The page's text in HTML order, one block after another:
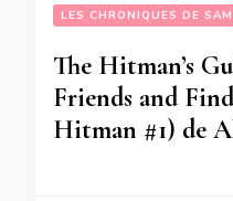
LES CHRONIQUES DE SAM
The Hitman’s
Friends and
Hitman #1) de